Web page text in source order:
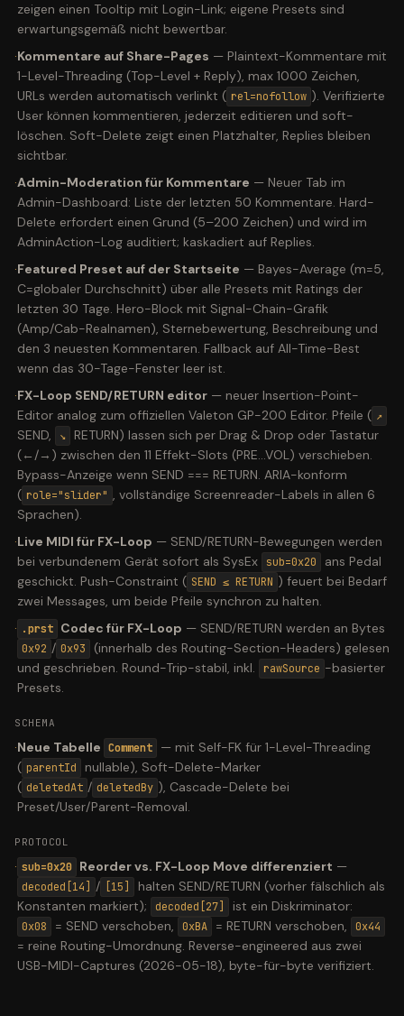
zeigen einen Tooltip mit Login-Link; eigene Presets sind
erwartungsgemäß nicht bewertbar.
·Kommentare auf Share-Pages — Plaintext-Kommentare mit
1-Level-Threading (Top-Level + Reply), max 1000 Zeichen,
URLs werden automatisch verlinkt ( rel=nofollow ). Verifizierte
User können kommentieren, jederzeit editieren und soft-
löschen. Soft-Delete zeigt einen Platzhalter, Replies bleiben
sichtbar.
·Admin-Moderation für Kommentare — Neuer Tab im
Admin-Dashboard: Liste der letzten 50 Kommentare. Hard-
Delete erfordert einen Grund (5–200 Zeichen) und wird im
AdminAction-Log auditiert; kaskadiert auf Replies.
·Featured Preset auf der Startseite — Bayes-Average (m=5,
C=globaler Durchschnitt) über alle Presets mit Ratings der
letzten 30 Tage. Hero-Block mit Signal-Chain-Grafik
(Amp/Cab-Realnamen), Sternebewertung, Beschreibung und
den 3 neuesten Kommentaren. Fallback auf All-Time-Best
wenn das 30-Tage-Fenster leer ist.
·FX-Loop SEND/RETURN editor — neuer Insertion-Point-
Editor analog zum offiziellen Valeton GP-200 Editor. Pfeile ( ↗
SEND, ↘
RETURN) lassen sich per Drag & Drop oder Tastatur
(←/→) zwischen den 11 Effekt-Slots (PRE…VOL) verschieben.
Bypass-Anzeige wenn SEND === RETURN. ARIA-konform
( role="slider" , vollständige Screenreader-Labels in allen 6
Sprachen).
·Live MIDI für FX-Loop — SEND/RETURN-Bewegungen werden
bei verbundenem Gerät sofort als SysEx
sub=0x20
ans Pedal
geschickt. Push-Constraint ( SEND ≤ RETURN ) feuert bei Bedarf
zwei Messages, um beide Pfeile synchron zu halten.
· .prst Codec für FX-Loop — SEND/RETURN werden an Bytes
0x92 / 0x93
(innerhalb des Routing-Section-Headers) gelesen
und geschrieben. Round-Trip-stabil, inkl.
rawSource -basierter
Presets.
SCHEMA
·Neue Tabelle Comment — mit Self-FK für 1-Level-Threading
( parentId
nullable), Soft-Delete-Marker
( deletedAt / deletedBy ), Cascade-Delete bei
Preset/User/Parent-Removal.
PROTOCOL
· sub=0x20 Reorder vs. FX-Loop Move differenziert —
decoded[14] / [15]
halten SEND/RETURN (vorher fälschlich als
Konstanten markiert);
decoded[27] ist ein Diskriminator:
0x08 = SEND verschoben, 0xBA = RETURN verschoben, 0x44
= reine Routing-Umordnung. Reverse-engineered aus zwei
USB-MIDI-Captures (2026-05-18), byte-für-byte verifiziert.